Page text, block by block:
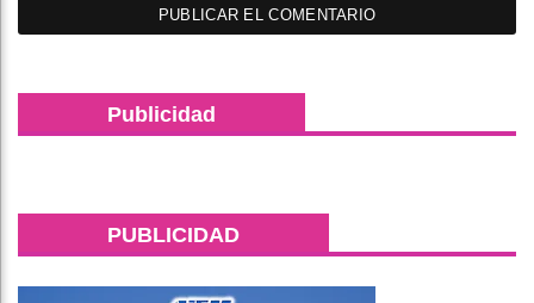
Publicidad
PUBLICIDAD